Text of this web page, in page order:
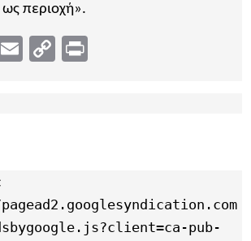
περιοχή».
Messenger
EmailCopy
pub-